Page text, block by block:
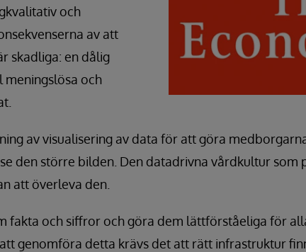
och
av att
skadliga: en dålig
och
av visualisering av data för att göra
den större bilden. Den datadrivna vårdkultur som
att överleva den.
fakta och siffror och göra dem lättförståeliga för
genomföra detta krävs det att rätt infrastruktur